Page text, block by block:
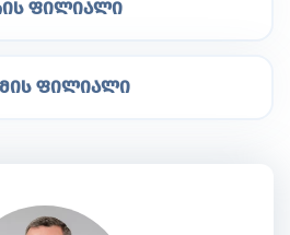
ფილიალი
ფილიალი